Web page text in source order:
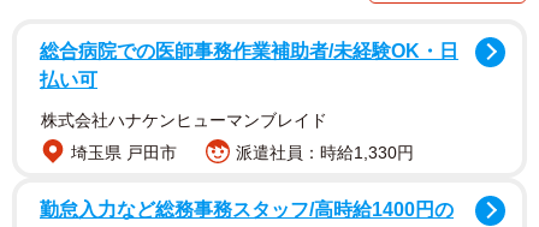
総合病院での医師事務作業補助者/未経験OK・日
払い可
株式会社ハナケンヒューマンブレイド
埼玉県 戸田市
派遣社員：時給1,330円
勤怠入力など総務事務スタッフ/高時給1400円の